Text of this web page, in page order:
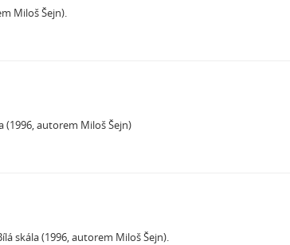
Miloš Šejn).
autorem Miloš Šejn)
skála (1996, autorem Miloš Šejn).